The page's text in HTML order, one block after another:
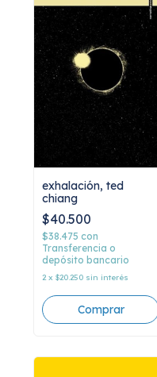
exhalación, ted
chiang
$40.500
$38.475 con
Transferencia o
depósito bancario
2 x $20.250 sin interés